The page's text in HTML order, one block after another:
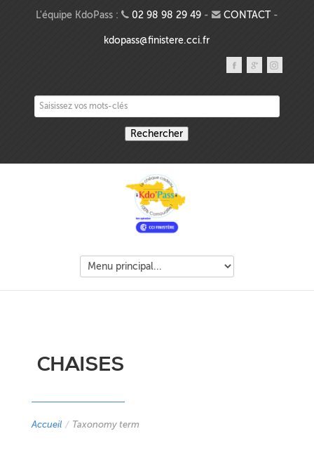
Aller au contenu principal
L'équipe KdoPass : 02 98 98 29 49- CONTACT-
kdopass@finistere.cci.fr
Saisissez vos mots-clés
CHAISES
Accueil / Taxonomy term